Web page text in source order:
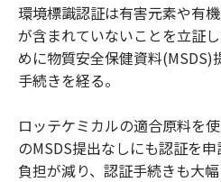
環境標識認証は有害元素や有
が含まれていないことを立証
めに物質安全保健資料(MSDS)
手続きを経る。
ロッテケミカルの適合原料を
のMSDS提出なしにも認証を
負担が減り、認証手続きも大幅